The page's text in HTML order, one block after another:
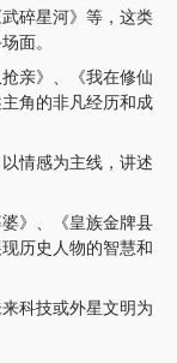
碎星河》等，这类
面。
亲》、《我在修仙
角的非凡经历和成
情感为主线，讲述
》、《皇族金牌县
历史人物的智慧和
科技或外星文明为